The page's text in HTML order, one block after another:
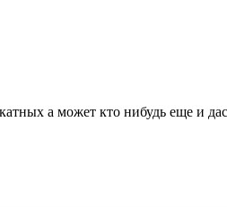
а может кто нибудь еще и